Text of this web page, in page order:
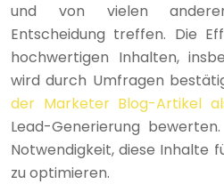
und von vielen
Entscheidung treffen. Die
hochwertigen Inhalten,
wird durch Umfragen
der Marketer Blog-Artikel
Lead-Generierung
Notwendigkeit, diese Inhalte
zu optimieren.